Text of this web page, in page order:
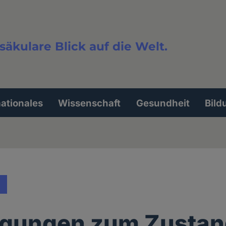
Blick auf die Welt.
Wissenschaft Gesundheit